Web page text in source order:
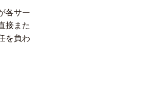
各サー
接また
を負わ